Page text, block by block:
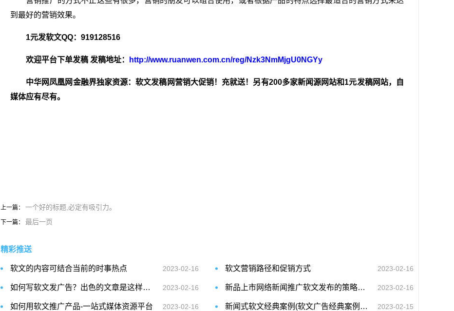
到最好的营销效果。
1元发软文QQ：919128516
欢迎平台下单发稿 发稿地址： http://www.ruanwen.com.cn/reg/Nzk3NmMjgU0NGYy
中华网凤凰网金融界独家资源：软文发稿网营销大促销！充就送！另有200多家新闻源网站和1元发稿网站，自
媒体应有尽有。
上一篇： 一个好的标题,必定有吸引力。
下一篇： 最后一页
精彩推送
软文的内容可结合当前的时事热点 2023-02-16 软文营销路径和促销方式 2023-02-16
如何写软文发广告？出色的文章是这样来的！ 2023-02-16 新品上市网络新闻推广软文发布的策略是什么？ 2023-02-16
如何用软文推广产品-一站式媒体资源平台 2023-02-16 新闻式软文经典案例(软文广告经典案例300) 2023-02-15